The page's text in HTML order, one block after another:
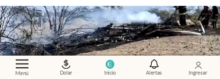
Menú Dolar Inicio Alertas Ingresar